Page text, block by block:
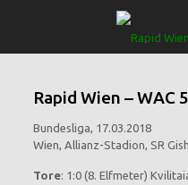
Rapid Wien – WAC
Bundesliga, 17.03.2018
Wien, Allianz-Stadion, SR
Tore: 1:0 (8. Elfmeter)